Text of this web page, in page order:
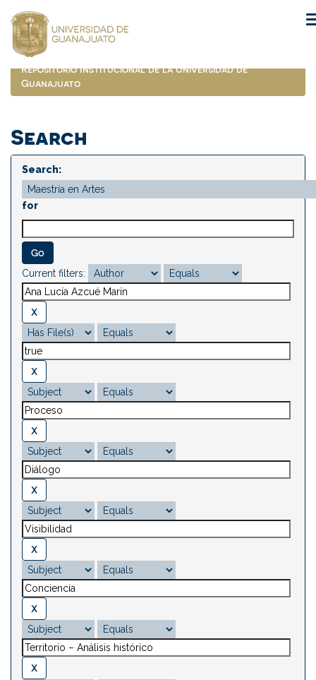
navigation
Repositorio Institucional de la Universidad de
Guanajuato
Search
Search:
for
Current filters: